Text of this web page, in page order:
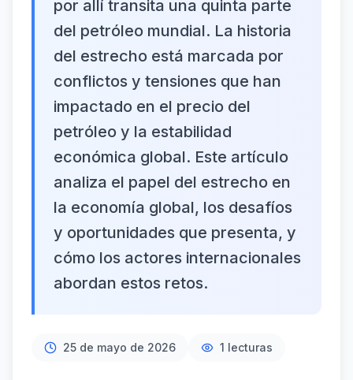
por allí transita una quinta parte
del petróleo mundial. La historia
del estrecho está marcada por
conflictos y tensiones que han
impactado en el precio del
petróleo y la estabilidad
económica global. Este artículo
analiza el papel del estrecho en
la economía global, los desafíos
y oportunidades que presenta, y
cómo los actores internacionales
abordan estos retos.
25 de mayo de 2026 1 lecturas